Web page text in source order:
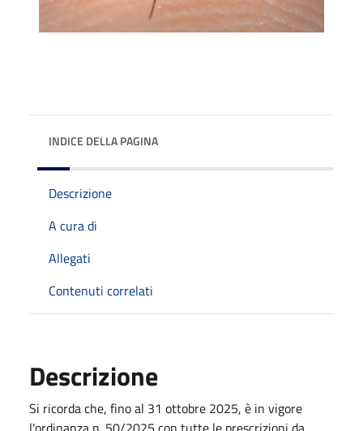
INDICE DELLA PAGINA
Descrizione
A cura di
Allegati
Contenuti correlati
Descrizione
Si ricorda che, fino al 31 ottobre 2025, è in vigore